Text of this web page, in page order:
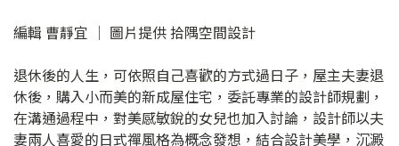
編輯 曹靜宜 │ 圖片提供 拾隅空間設計
退休後的人生，可依照自己喜歡的方式過日子，屋主夫妻退
休後，購入小而美的新成屋住宅，委託專業的設計師規劃，
在溝通過程中，對美感敏銳的女兒也加入討論，設計師以夫
妻兩人喜愛的日式禪風格為概念發想，結合設計美學，沉澱